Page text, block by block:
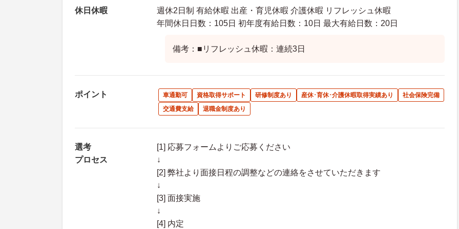
休日休暇
週休2日制 有給休暇 出産・育児休暇 介護休暇 リフレッシュ休暇
年間休日日数：105日 初年度有給日数：10日 最大有給日数：20日
備考：■リフレッシュ休暇：連続3日
ポイント 車通勤可 資格取得サポート 研修制度あり 産休･育休･介護休暇取得実績あり
社会保険完備
交通費支給
退職金制度あり
選考
プロセス
[1] 応募フォームよりご応募ください
↓
[2] 弊社より面接日程の調整などの連絡をさせていただきます
↓
[3] 面接実施
↓
[4] 内定